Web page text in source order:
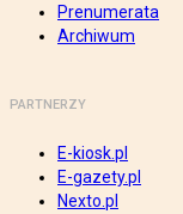
Prenumerata
Archiwum
PARTNERZY
E-kiosk.pl
E-gazety.pl
Nexto.pl